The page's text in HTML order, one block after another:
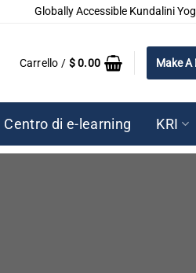
Globally Accessible Kundalini
Carrello / $0.00 Make A
Centro di e-learning KRI